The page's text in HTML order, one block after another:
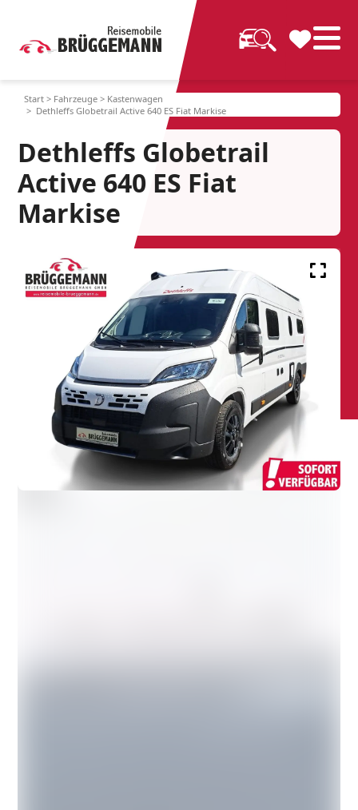
Start > Fahrzeuge > Kastenwagen
> Dethleffs Globetrail Active 640 ES Fiat Markise
Dethleffs Globetrail
Active 640 ES Fiat
Markise